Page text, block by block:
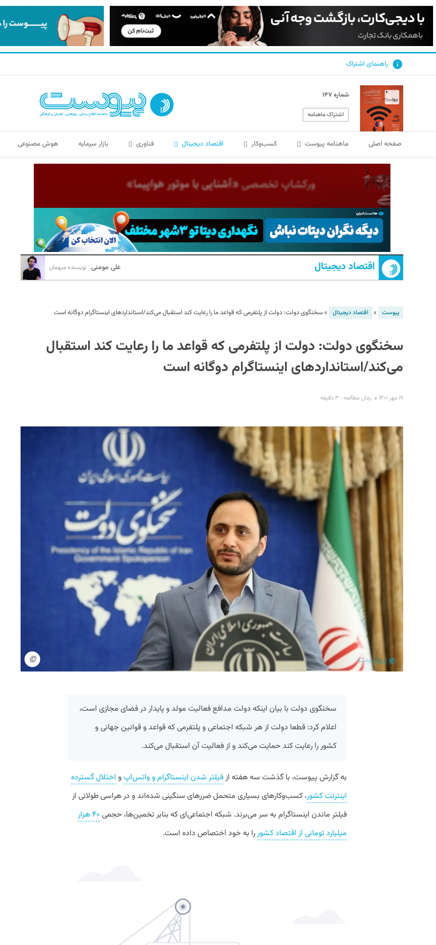
راهنمای اشتراک
شماره ۱۴۷
اشتراک ماهنامه
صفحه اصلی ماهنامه پیوست کسب‌و‌کار اقتصاد دیجیتال فناوری بازار سرمایه هوش مصنوعی
اقتصاد دیجیتال علی مومنی نویسنده میهمان
پیوست » اقتصاد دیجیتال »سخنگوی دولت: دولت از پلتفرمی که قواعد ما را رعایت کند استقبال می‌کند/استانداردهای اینستاگرام دوگانه است
سخنگوی دولت: دولت از پلتفرمی که قواعد ما را رعایت کند استقبال
می‌کند/استانداردهای اینستاگرام دوگانه است
۱۹ مهر ۱۴۰۱ زمان مطالعه : ۳ دقیقه
©
سخنگوی دولت با بیان اینکه دولت مدافع فعالیت مولد و پایدار در فضای مجازی است،
اعلام کرد: قطعا دولت از هر شبکه اجتماعی و پلتفرمی که قواعد و قوانین جهانی و
کشور را رعایت کند حمایت می‌کند و از فعالیت آن استقبال می‌کند.
به گزارش پیوست، با گذشت سه هفته ازفیلتر شدن اینستاگرام و واتس‌اپو اختلال گسترده
اینترنت کشور، کسب‌وکارهای بسیاری متحمل ضررهای سنگینی شده‌اند و در هراسی طولانی از
فیلتر ماندن اینستاگرام به سر می‌برند. شبکه اجتماعی‌ای که بنابر تخمین‌ها، حجمی
۴۰ هزار
میلیارد تومانی از اقتصاد کشوررا به خود اختصاص داده است.